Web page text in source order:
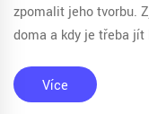
zpomalit jeho tvorbu.
doma a kdy je třeba jít
Více